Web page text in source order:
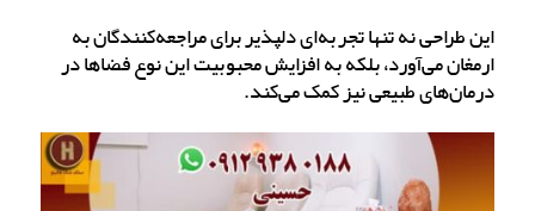
این طراحی نه تنها تجربه‌ای دلپذیر برای مراجعه‌کنندگان به
ارمغان می‌آورد، بلکه به افزایش محبوبیت این نوع فضاها در
درمان‌های طبیعی نیز کمک می‌کند.